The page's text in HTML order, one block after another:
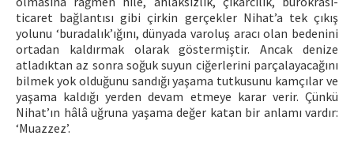
ticaret bağlantısı gibi çirkin gerçekler Nihat’a tek çıkış
yolunu ‘buradalık’ığını, dünyada varoluş aracı olan bedenini
ortadan kaldırmak olarak göstermiştir. Ancak denize
atladıktan az sonra soğuk suyun ciğerlerini parçalayacağını
bilmek yok olduğunu sandığı yaşama tutkusunu kamçılar ve
yaşama kaldığı yerden devam etmeye karar verir. Çünkü
Nihat’ın hâlâ uğruna yaşama değer katan bir anlamı vardır:
‘Muazzez’.